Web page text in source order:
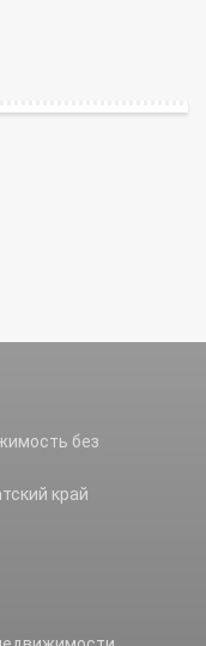
без
край